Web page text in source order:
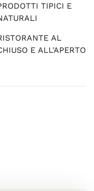
TIPICI E
AL
E ALL'APERTO